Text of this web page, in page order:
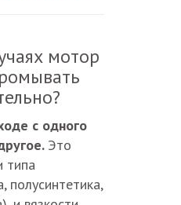
мотор
с одного
Это
типа
полусинтетика,